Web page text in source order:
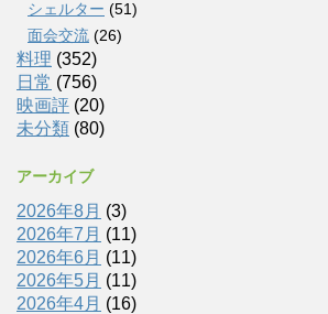
シェルター (51)
面会交流 (26)
料理 (352)
日常 (756)
映画評 (20)
未分類 (80)
アーカイブ
2026年8月 (3)
2026年7月 (11)
2026年6月 (11)
2026年5月 (11)
2026年4月 (16)